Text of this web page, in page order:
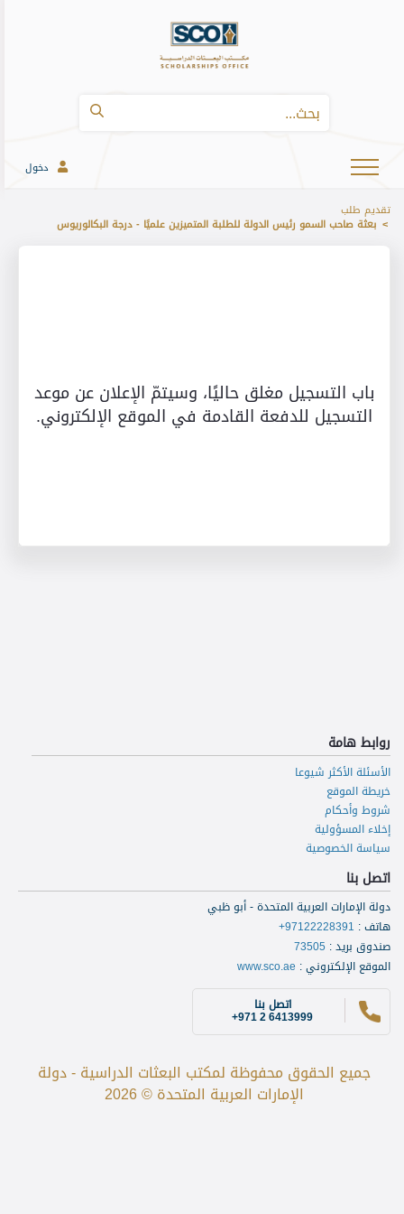
دخول
تقديم طلب
بعثة صاحب السمو رئيس الدولة للطلبة المتميزين علميًا - درجة البكالوريوس
باب التسجيل مغلق حاليًا، وسيتمّ الإعلان عن موعد
التسجيل للدفعة القادمة في الموقع الإلكتروني.
روابط هامة
الأسئلة الأكثر شيوعا
خريطة الموقع
شروط وأحكام
إخلاء المسؤولية
سياسة الخصوصية
اتصل بنا
دولة الإمارات العربية المتحدة - أبو ظبي
هاتف:
+97122228391
صندوق بريد:
73505
الموقع الإلكتروني:
www.sco.ae
اتصل بنا
+971 2 6413999
جميع الحقوق محفوظة لمكتب البعثات الدراسية - دولة
الإمارات العربية المتحدة © 2026